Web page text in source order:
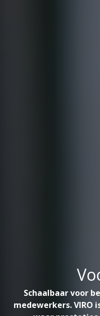
Schaalbaar voor
medewerkers. VIRO